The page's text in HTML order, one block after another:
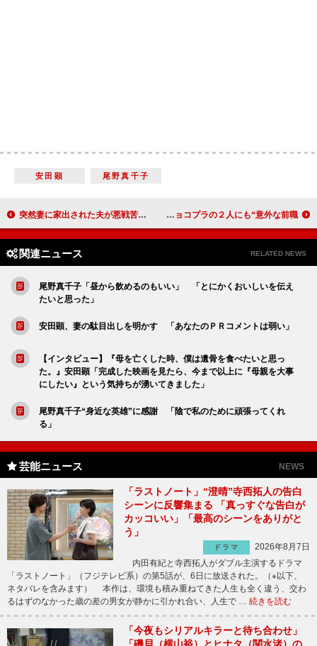
安田顕 尾野真千子
突然妻に家出された夫が悪戦苦闘！ 『パパは奮闘中！』トークショー レイザーラモンＲＧ、「トヨタのディーラーをしていた」 チョコプラの２人にも“意外な前職”
関連ニュース RELATED NEWS
尾野真千子「昼から飲めるのもいい」 「とにかくおいしいを伝え
たいと思った」
安田顕、妻の駄目出しを明かす 「あなたのＰＲコメントは弱い」
【インタビュー】『母を亡くした時、僕は遺骨を食べたいと思っ
た。』安田顕「完成した映画を見たら、今まで以上に『母親を大事
にしたい』という気持ちが湧いてきました」
尾野真千子“身近な英雄”に感謝 「陰で私のために頑張ってくれ
る」
芸能ニュース NEWS
「ラストノート」“澄晴”寺西拓人の告白
シーンに反響集まる 「真っすぐな告白が
カッコいい」「最高のシーンをありがと
う」
ドラマ
2026年8月7日
内田有紀と寺西拓人がダブル主演するドラマ
「ラストノート」（フジテレビ系）の第5話が、6日に放送された。（※以下、
ネタバレを含みます） 本作は、環境も積み重ねてきた人生も全く違う、交わ
るはずのなかった歳の差の男女が静かに引かれ合い、人生で … 続きを読む
「今夜もシリアルキラーと待ち合わせ」